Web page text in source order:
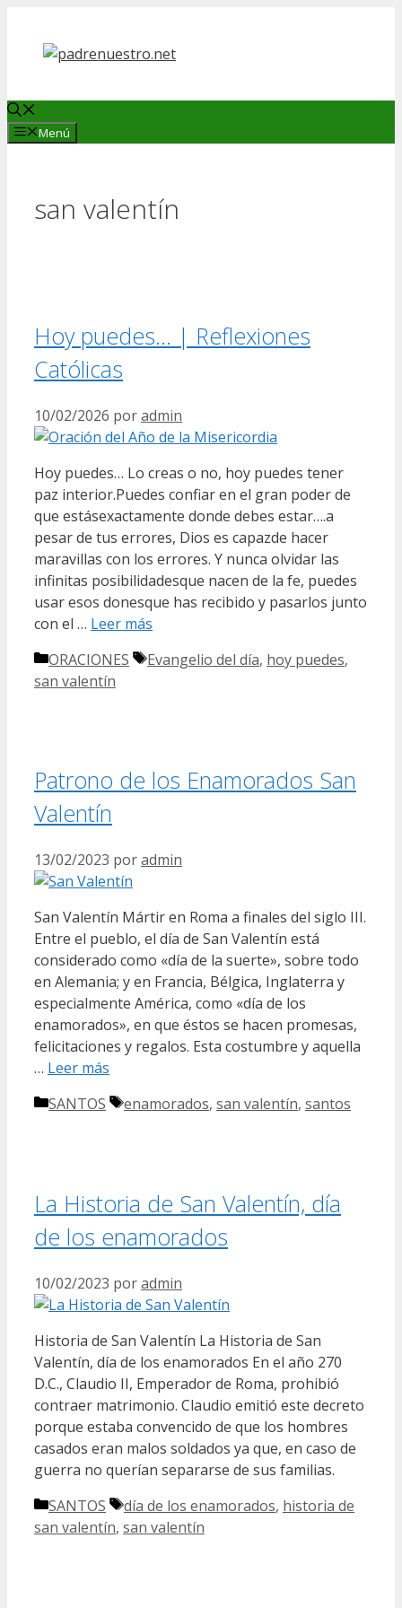
contenido
Menú
san valentín
Hoy puedes… | Reflexiones
Católicas
10/02/2026 poradmin
Hoy puedes… Lo creas o no, hoy puedes tener
paz interior.Puedes confiar en el gran poder de
que estásexactamente donde debes estar….a
pesar de tus errores, Dios es capazde hacer
maravillas con los errores. Y nunca olvidar las
infinitas posibilidadesque nacen de la fe, puedes
usar esos donesque has recibido y pasarlos junto
con el … Leer más
Categorías
ORACIONES Etiquetas
Evangelio del día, hoy puedes,
san valentín
Patrono de los Enamorados San
Valentín
13/02/2023 poradmin
San Valentín Mártir en Roma a finales del siglo III.
Entre el pueblo, el día de San Valentín está
considerado como «día de la suerte», sobre todo
en Alemania; y en Francia, Bélgica, Inglaterra y
especialmente América, como «día de los
enamorados», en que éstos se hacen promesas,
felicitaciones y regalos. Esta costumbre y aquella
… Leer más
Categorías
SANTOS Etiquetas
enamorados, san valentín, santos
La Historia de San Valentín, día
de los enamorados
10/02/2023 poradmin
Historia de San Valentín La Historia de San
Valentín, día de los enamorados En el año 270
D.C., Claudio II, Emperador de Roma, prohibió
contraer matrimonio. Claudio emitió este decreto
porque estaba convencido de que los hombres
casados eran malos soldados ya que, en caso de
guerra no querían separarse de sus familias.
Categorías
SANTOS Etiquetas
día de los enamorados, historia de
san valentín, san valentín